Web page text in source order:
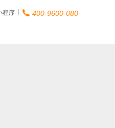
400-9600-080
程序